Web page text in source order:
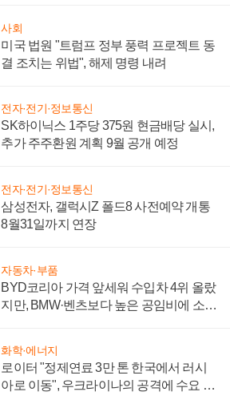
사회
미국 법원 "트럼프 정부 풍력 프로젝트 동
결 조치는 위법", 해제 명령 내려
전자·전기·정보통신
SK하이닉스 1주당 375원 현금배당 실시,
추가 주주환원 계획 9월 공개 예정
전자·전기·정보통신
삼성전자, 갤럭시Z 폴드8 사전예약 개통
8월31일까지 연장
자동차·부품
BYD코리아 가격 앞세워 수입차 4위 올랐
지만, BMW·벤츠보다 높은 공임비에 소비
화학·에너지
로이터 "정제연료 3만 톤 한국에서 러시
아로 이동", 우크라이나의 공격에 수요 늘